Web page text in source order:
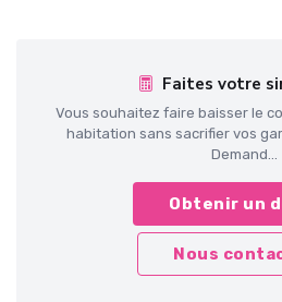
Faites votre
Vous souhaitez faire baisser le
habitation sans sacrifier vos
Demand...
Obtenir un
Nous